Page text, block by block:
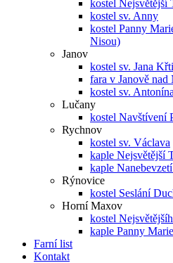
kostel Nejsvětější
kostel sv. Anny
kostel Panny
Nisou)
Janov
kostel sv. Jana
fara v Janově
kostel sv.
Lučany
kostel Navštívení
Rychnov
kostel sv. Václava
kaple Nejsvětější
kaple
Rýnovice
kostel Seslání
Horní Maxov
kostel
kaple Panny
Farní list
Kontakt